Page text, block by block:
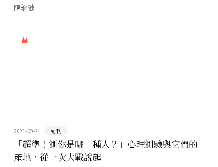
陳永融
2021-09-24 副刊
「超準！測你是哪一種人？」心理測驗與它們的
產地，從一次大戰說起